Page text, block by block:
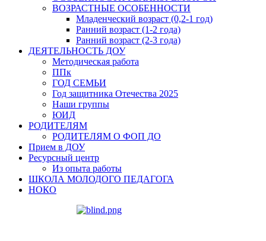
ВОЗРАСТНЫЕ ОСОБЕННОСТИ
Младенческий возраст (0,2-1 год)
Ранний возраст (1-2 года)
Ранний возраст (2-3 года)
ДЕЯТЕЛЬНОСТЬ ДОУ
Методическая работа
ППк
ГОД СЕМЬИ
Год защитника Отечества 2025
Наши группы
ЮИД
РОДИТЕЛЯМ
РОДИТЕЛЯМ О ФОП ДО
Прием в ДОУ
Ресурсный центр
Из опыта работы
ШКОЛА МОЛОДОГО ПЕДАГОГА
НОКО